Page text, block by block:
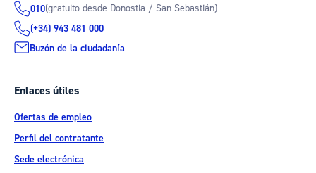
010(gratuito desde Donostia / San Sebastián)
(+34) 943 481 000
Buzón de la ciudadanía
Enlaces útiles
Ofertas de empleo
Perfil del contratante
Sede electrónica